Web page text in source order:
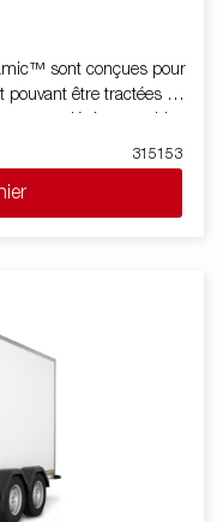
sont conçues pour
légère capable
La remorque offre
de la remorque
faces pour être ainsi
sont fournies à titre
des équipements en
315153